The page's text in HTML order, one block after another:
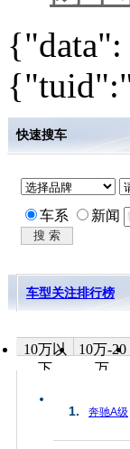
{"data":
快速搜车
车系 新闻
车型关注排行榜
10万以
下
10万-20
万
1. 奔驰A级